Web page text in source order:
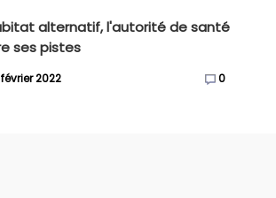
alternatif, l'autorité de santé
ses pistes
2022 0